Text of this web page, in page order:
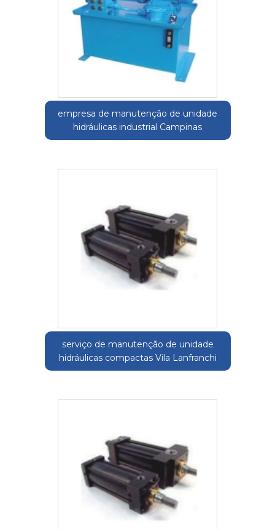
empresa de manutenção de unidade
hidráulicas industrial Campinas
serviço de manutenção de unidade
hidráulicas compactas Vila Lanfranchi